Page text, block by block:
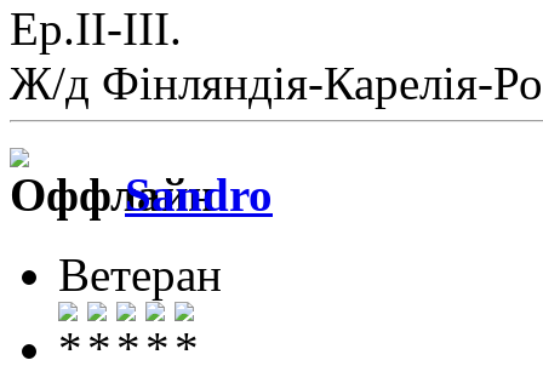
Ер.II-III.
Ж/д Фiнляндiя-Карелiя-
Sandro
Ветеран